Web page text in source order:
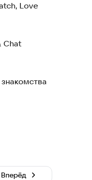
Love
Chat
Вперёд